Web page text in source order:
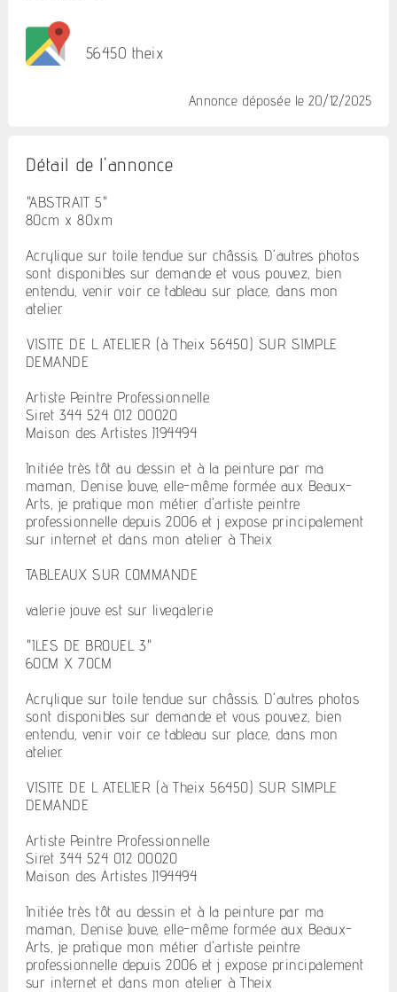
56450 theix
Annonce déposée le 20/12/2025
Détail de l'annonce
"ABSTRAIT 5"
80cm x 80xm
Acrylique sur toile tendue sur châssis. D'autres photos
sont disponibles sur demande et vous pouvez, bien
entendu, venir voir ce tableau sur place, dans mon
atelier.
VISITE DE L ATELIER (à Theix 56450) SUR SIMPLE
DEMANDE
Artiste Peintre Professionnelle.
Siret 344 524 012 00020
Maison des Artistes J194494
Initiée très tôt au dessin et à la peinture par ma
maman, Denise Jouve, elle-même formée aux Beaux-
Arts, je pratique mon métier d'artiste peintre
professionnelle depuis 2006 et j expose principalement
sur internet et dans mon atelier à Theix
TABLEAUX SUR COMMANDE
valerie jouve est sur livegalerie
"ILES DE BROUEL 3"
60CM X 70CM
Acrylique sur toile tendue sur châssis. D'autres photos
sont disponibles sur demande et vous pouvez, bien
entendu, venir voir ce tableau sur place, dans mon
atelier.
VISITE DE L ATELIER (à Theix 56450) SUR SIMPLE
DEMANDE
Artiste Peintre Professionnelle.
Siret 344 524 012 00020
Maison des Artistes J194494
Initiée très tôt au dessin et à la peinture par ma
maman, Denise Jouve, elle-même formée aux Beaux-
Arts, je pratique mon métier d'artiste peintre
professionnelle depuis 2006 et j expose principalement
sur internet et dans mon atelier à Theix